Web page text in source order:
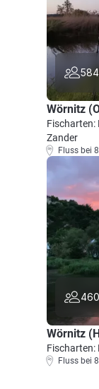
584
Wörnitz
Fischarten:
Zander
Fluss bei
460
Wörnitz
Fischarten:
Fluss bei